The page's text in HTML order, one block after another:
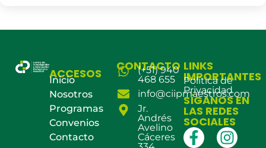
ACCESOS
Inicio
Nosotros
Programas
Convenios
Contacto
CONTACTO
(+51) 940
468 655
info@ciipmaestros.com
Jr.
Andrés
Avelino
Cáceres
LINKS
IMPORTANTES
Política de
Privacidad
SÍGANOS EN
LAS REDES
SOCIALES